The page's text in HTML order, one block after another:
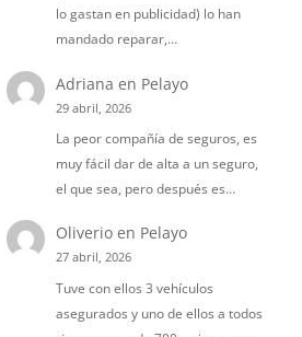
lo gastan en publicidad) lo han
mandado reparar,…
Adriana en Pelayo
29 abril, 2026
La peor compañía de seguros, es
muy fácil dar de alta a un seguro,
el que sea, pero después es…
Oliverio en Pelayo
27 abril, 2026
Tuve con ellos 3 vehículos
asegurados y uno de ellos a todos